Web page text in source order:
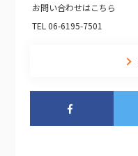
お問い合わせはこちら
TEL 06-6195-7501